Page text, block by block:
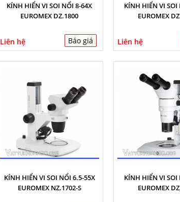
KÍNH HIỂN VI SOI NỔI 8-64X
EUROMEX DZ.1800
Liên hệ Báo giá
KÍNH HIỂN VI SOI
EUROMEX
Liên hệ
KÍNH HIỂN VI SOI NỔI 6.5-55X
EUROMEX NZ.1702-S
KÍNH HIỂN VI SOI
EUROMEX